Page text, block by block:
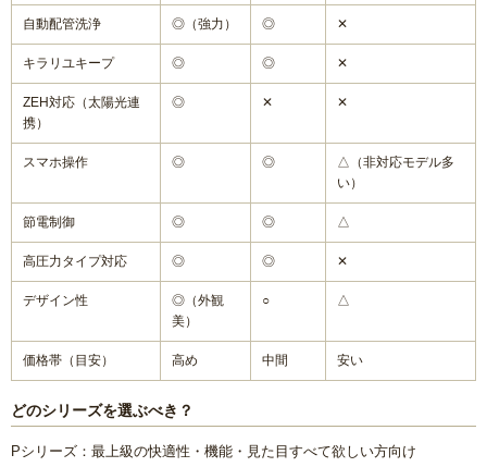
自動配管洗浄 ◎（強力） ◎ ✕
キラリユキープ ◎ ◎ ✕
ZEH対応（太陽光連
携）
◎ ✕ ✕
スマホ操作 ◎ ◎
△（非対応モデル多
い）
節電制御 ◎ ◎ △
高圧力タイプ対応 ◎ ◎ ✕
デザイン性
◎（外観
美）
○ △
価格帯（目安） 高め 中間 安い
どのシリーズを選ぶべき？
Pシリーズ：最上級の快適性・機能・見た目すべて欲しい方向け